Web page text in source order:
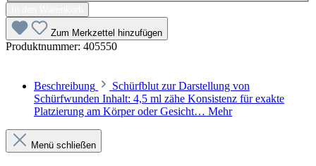
Zum Merkzettel hinzufügen
Produktnummer: 405550
Beschreibung
Schürfblut zur Darstellung von
Schürfwunden Inhalt: 4,5 ml zähe Konsistenz für exakte
Platzierung am Körper oder Gesicht… Mehr
Menü schließen